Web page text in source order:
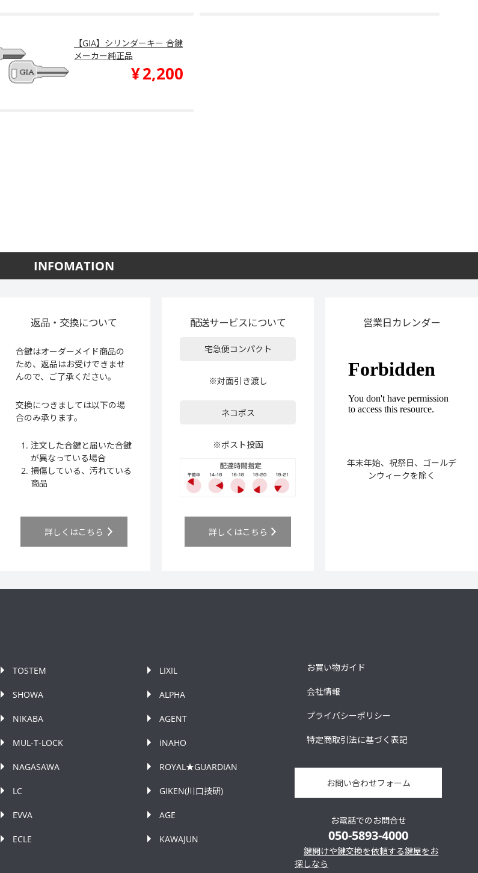
【GIA】シリンダーキー 合鍵
メーカー純正品
¥2,200
INFOMATION
返品・交換について
合鍵はオーダーメイド商品の
ため、返品はお受けできませ
んので、ご了承ください。
交換につきましては以下の場
合のみ承ります。
注文した合鍵と届いた合鍵
が異なっている場合
損傷している、汚れている
商品
詳しくはこちら
配送サービスについて
宅急便コンパクト
※対面引き渡し
ネコポス
※ポスト投函
詳しくはこちら
営業日カレンダー
年末年始、祝祭日、ゴールデ
ンウィークを除く
TOSTEM LIXIL
SHOWA ALPHA
NIKABA AGENT
MUL-T-LOCK iNAHO
NAGASAWA ROYAL★GUARDIAN
LC GIKEN(川口技研)
EVVA AGE
ECLE KAWAJUN
お買い物ガイド
会社情報
プライバシーポリシー
特定商取引法に基づく表記
お問い合わせフォーム
お電話でのお問合せ
050-5893-4000
鍵開けや鍵交換を依頼する鍵屋をお
探しなら